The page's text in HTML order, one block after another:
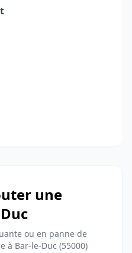
une
ou en panne de
à Bar-le-Duc (55000)